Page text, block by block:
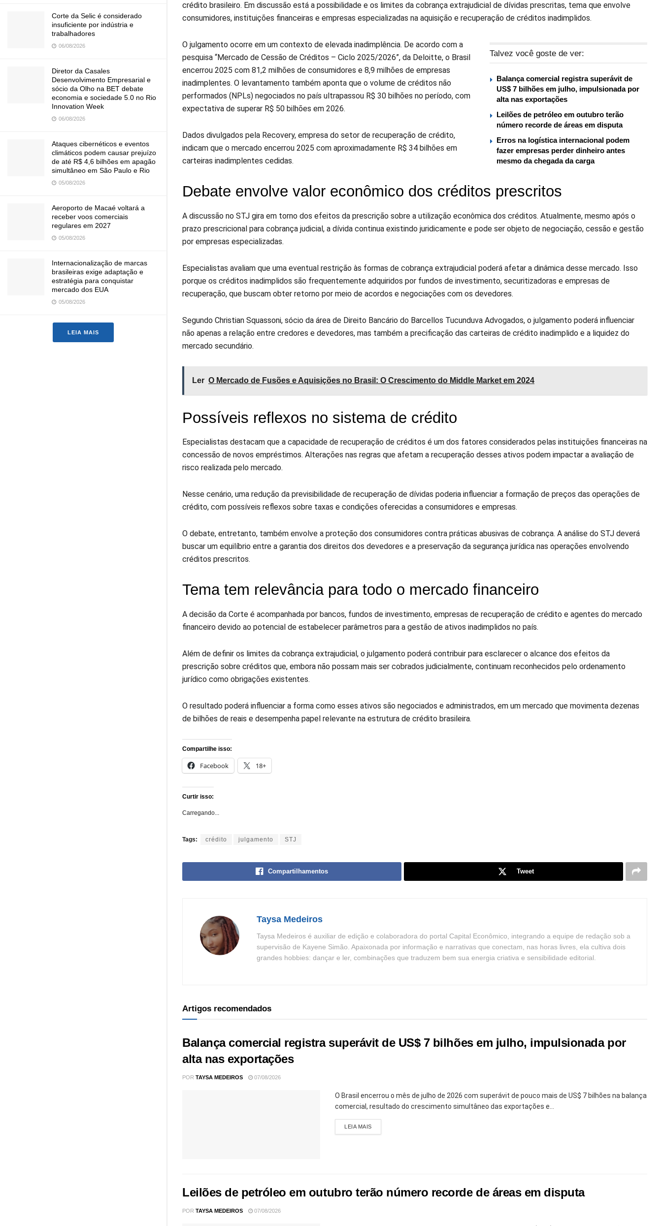
Corte da Selic é considerado
insuficiente por indústria e
trabalhadores
06/08/2026
Diretor da Casales
Desenvolvimento Empresarial e
sócio da Olho na BET debate
economia e sociedade 5.0 no Rio
Innovation Week
06/08/2026
Ataques cibernéticos e eventos
climáticos podem causar prejuízo
de até R$ 4,6 bilhões em apagão
simultâneo em São Paulo e Rio
05/08/2026
Aeroporto de Macaé voltará a
receber voos comerciais
regulares em 2027
05/08/2026
Internacionalização de marcas
brasileiras exige adaptação e
estratégia para conquistar
mercado dos EUA
05/08/2026
LEIA MAIS
crédito brasileiro. Em discussão está a possibilidade e os limites da cobrança extrajudicial de dívidas prescritas, tema que envolve
consumidores, instituições financeiras e empresas especializadas na aquisição e recuperação de créditos inadimplidos.
Talvez você goste de ver:
Balança comercial registra superávit de
US$ 7 bilhões em julho, impulsionada por
alta nas exportações
Leilões de petróleo em outubro terão
número recorde de áreas em disputa
Erros na logística internacional podem
fazer empresas perder dinheiro antes
mesmo da chegada da carga
O julgamento ocorre em um contexto de elevada inadimplência. De acordo com a
pesquisa “Mercado de Cessão de Créditos – Ciclo 2025/2026”, da Deloitte, o Brasil
encerrou 2025 com 81,2 milhões de consumidores e 8,9 milhões de empresas
inadimplentes. O levantamento também aponta que o volume de créditos não
performados (NPLs) negociados no país ultrapassou R$ 30 bilhões no período, com
expectativa de superar R$ 50 bilhões em 2026.
Dados divulgados pela Recovery, empresa do setor de recuperação de crédito,
indicam que o mercado encerrou 2025 com aproximadamente R$ 34 bilhões em
carteiras inadimplentes cedidas.
Debate envolve valor econômico dos créditos prescritos
A discussão no STJ gira em torno dos efeitos da prescrição sobre a utilização econômica dos créditos. Atualmente, mesmo após o
prazo prescricional para cobrança judicial, a dívida continua existindo juridicamente e pode ser objeto de negociação, cessão e gestão
por empresas especializadas.
Especialistas avaliam que uma eventual restrição às formas de cobrança extrajudicial poderá afetar a dinâmica desse mercado. Isso
porque os créditos inadimplidos são frequentemente adquiridos por fundos de investimento, securitizadoras e empresas de
recuperação, que buscam obter retorno por meio de acordos e negociações com os devedores.
Segundo Christian Squassoni, sócio da área de Direito Bancário do Barcellos Tucunduva Advogados, o julgamento poderá influenciar
não apenas a relação entre credores e devedores, mas também a precificação das carteiras de crédito inadimplido e a liquidez do
mercado secundário.
Ler O Mercado de Fusões e Aquisições no Brasil: O Crescimento do Middle Market em 2024
Possíveis reflexos no sistema de crédito
Especialistas destacam que a capacidade de recuperação de créditos é um dos fatores considerados pelas instituições financeiras na
concessão de novos empréstimos. Alterações nas regras que afetam a recuperação desses ativos podem impactar a avaliação de
risco realizada pelo mercado.
Nesse cenário, uma redução da previsibilidade de recuperação de dívidas poderia influenciar a formação de preços das operações de
crédito, com possíveis reflexos sobre taxas e condições oferecidas a consumidores e empresas.
O debate, entretanto, também envolve a proteção dos consumidores contra práticas abusivas de cobrança. A análise do STJ deverá
buscar um equilíbrio entre a garantia dos direitos dos devedores e a preservação da segurança jurídica nas operações envolvendo
créditos prescritos.
Tema tem relevância para todo o mercado financeiro
A decisão da Corte é acompanhada por bancos, fundos de investimento, empresas de recuperação de crédito e agentes do mercado
financeiro devido ao potencial de estabelecer parâmetros para a gestão de ativos inadimplidos no país.
Além de definir os limites da cobrança extrajudicial, o julgamento poderá contribuir para esclarecer o alcance dos efeitos da
prescrição sobre créditos que, embora não possam mais ser cobrados judicialmente, continuam reconhecidos pelo ordenamento
jurídico como obrigações existentes.
O resultado poderá influenciar a forma como esses ativos são negociados e administrados, em um mercado que movimenta dezenas
de bilhões de reais e desempenha papel relevante na estrutura de crédito brasileira.
Compartilhe isso:
Facebook 18+
Curtir isso:
Carregando...
Tags: crédito julgamento STJ
Compartilhamentos Tweet
Taysa Medeiros
Taysa Medeiros é auxiliar de edição e colaboradora do portal Capital Econômico, integrando a equipe de redação sob a
supervisão de Kayene Simão. Apaixonada por informação e narrativas que conectam, nas horas livres, ela cultiva dois
grandes hobbies: dançar e ler, combinações que traduzem bem sua energia criativa e sensibilidade editorial.
Artigos recomendados
Balança comercial registra superávit de US$ 7 bilhões em julho, impulsionada por
alta nas exportações
POR TAYSA MEDEIROS 07/08/2026
O Brasil encerrou o mês de julho de 2026 com superávit de pouco mais de US$ 7 bilhões na balança
comercial, resultado do crescimento simultâneo das exportações e...
LEIA MAIS
Leilões de petróleo em outubro terão número recorde de áreas em disputa
POR TAYSA MEDEIROS 07/08/2026